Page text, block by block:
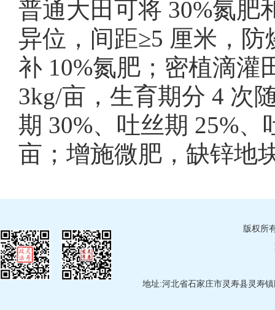
普通大田可将 30%氮肥
异位，间距≥5 厘米，
补 10%氮肥；密植滴灌
3kg/亩，生育期分 4 次
期 30%、吐丝期 25%、
亩；增施微肥，缺锌地